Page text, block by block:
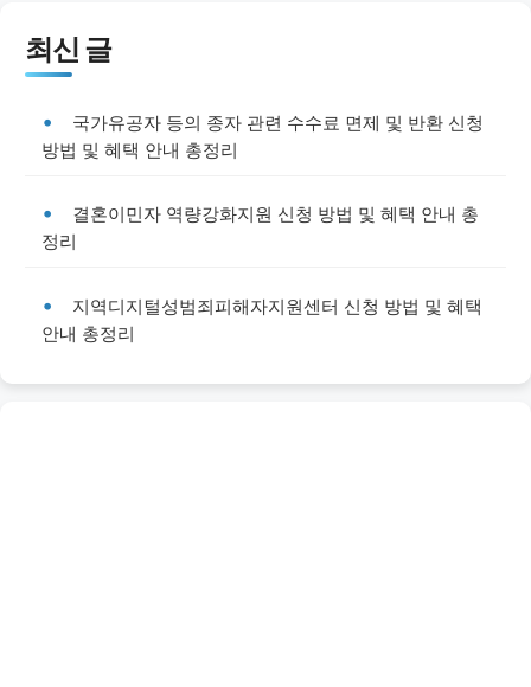
최신 글
국가유공자 등의 종자 관련 수수료 면제 및 반환 신청
방법 및 혜택 안내 총정리
결혼이민자 역량강화지원 신청 방법 및 혜택 안내 총
정리
지역디지털성범죄피해자지원센터 신청 방법 및 혜택
안내 총정리